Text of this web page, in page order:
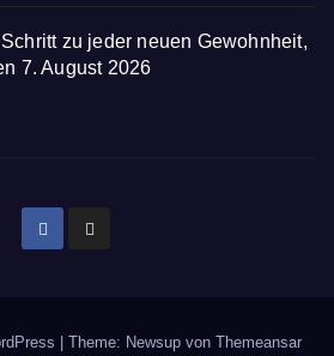
zu jeder neuen Gewohnheit,
7. August 2026
Theme: Newsup von Themeansar